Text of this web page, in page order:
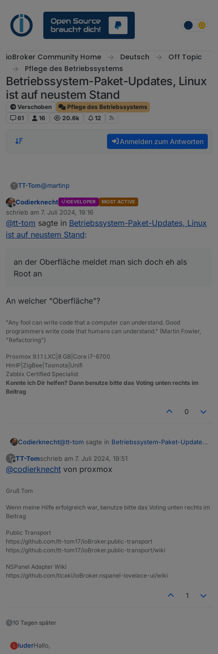
ioBroker Community Home Deutsch
Off Topic
Pflege des Betriebssystems
Betriebssystem-Paket-Updates, Linux
ist auf neustem Stand
Verschoben
Pflege des Betriebssystems
61
16 20.6k 12
Anmelden zum Antworten
T TT-Tom@martinp
In der normalen Shell habe ich auch ein Normalo. Aber
an der Oberfläche meldet man sich doch eh als Root
an und schiebt die Updates auch darüber an. Habe
den Normalo bzw. Die Shell habe ich so noch nicht
gebraucht.
Offline
Codierknecht DEVELOPER MOST ACTIVE
schrieb am 7. Juli 2024, 19:16
zuletzt editiert von
@tt-tom sagte in Betriebssystem-Paket-Updates, Linux
ist auf neustem Stand:
an der Oberfläche meldet man sich doch eh als
Root an
An welcher "Oberfläche"?
"Any fool can write code that a computer can understand. Good
programmers write code that humans can understand." (Martin Fowler,
"Refactoring")
Proxmox 9.1.1 LXC|8 GB|Core i7-6700
HmIP|ZigBee|Tasmota|Unifi
Zabbix Certified Specialist
Konnte ich Dir helfen? Dann benutze bitte das Voting unten rechts im
Beitrag
0
Codierknecht@tt-tom sagte in Betriebssystem-Paket-Updates,
an der Oberfläche meldet man sich doch eh
T
Offline
TT-Tomschrieb am 7. Juli 2024, 19:51
zuletzt editiert von
@codierknecht von proxmox
Gruß Tom
Wenn meine Hilfe erfolgreich war, benutze bitte das Voting unten rechts im
Beitrag
Public Transport
https://github.com/tt-tom17/ioBroker.public-transport
https://github.com/tt-tom17/ioBroker.public-transport/wiki
NSPanel Adapter Wiki
https://github.com/ticaki/ioBroker.nspanel-lovelace-ui/wiki
1
10 Tagen später
L luderHallo,